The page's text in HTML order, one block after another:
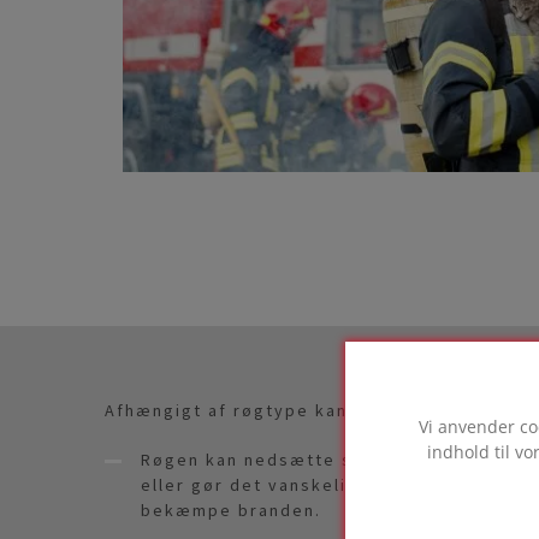
Vi anvender
indhold til
Afhængigt af røgtype kan der ske følgende:
Røgen kan nedsætte sigtbarheden,
eller gør det vanskeligt for
bekæmpe branden.